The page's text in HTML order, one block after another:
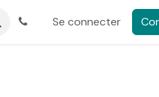
Se connecter